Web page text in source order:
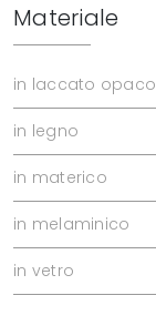
Materiale
in laccato opaco
in legno
in materico
in melaminico
in vetro